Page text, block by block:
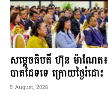
សម្ដេចធិបតី ហ៊ុន ម៉ាណែត
បាតដៃទទេ ក្រោយថ្ងៃរំដោ
5 August, 2026